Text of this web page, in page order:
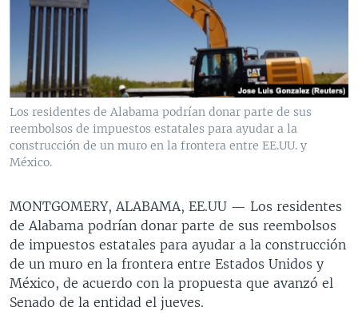
VENEZUELA
BRASIL
NICARAGUA
ECONOMÍA
ENTRETENIMIENTO Y CULTURA
TECNOLOGÍA
DEPORTES
CIENCIA Y SALUD
MULTIMEDIA
VIDEOS
FOTOGRAFÍA
AUDIOS
PROGRAMAS TV
EL MUNDO AL DÍA
FORO INTERAMERICANO
VISIÓN 360
LAS CLAVES
RADIO
AVANCE INFORMATIVO
AUDIONOTICIAS
BUENOS DÍAS AMÉRICA
EL MUNDO AL DÍA [RADIO]
FORO [RADIO]
DEPORTIVO INTERNACIONAL
NOTA ECONÓMICA
DIRECT
DOCUMENTALES DE LA VOA
SÍGANOS
Idiomas
Los residentes de Alabama podrían donar parte de sus
reembolsos de impuestos estatales para ayudar a la
construcción de un muro en la frontera entre EE.UU. y
México.
MONTGOMERY, ALABAMA, EE.UU — Los residentes
de Alabama podrían donar parte de sus reembolsos
de impuestos estatales para ayudar a la construcción
de un muro en la frontera entre Estados Unidos y
México, de acuerdo con la propuesta que avanzó el
Senado de la entidad el jueves.